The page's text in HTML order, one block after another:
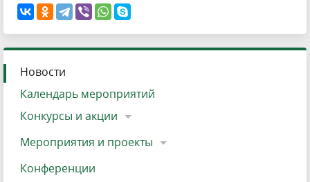
Новости
Календарь мероприятий
Конкурсы и акции
Мероприятия и проекты
Конференции